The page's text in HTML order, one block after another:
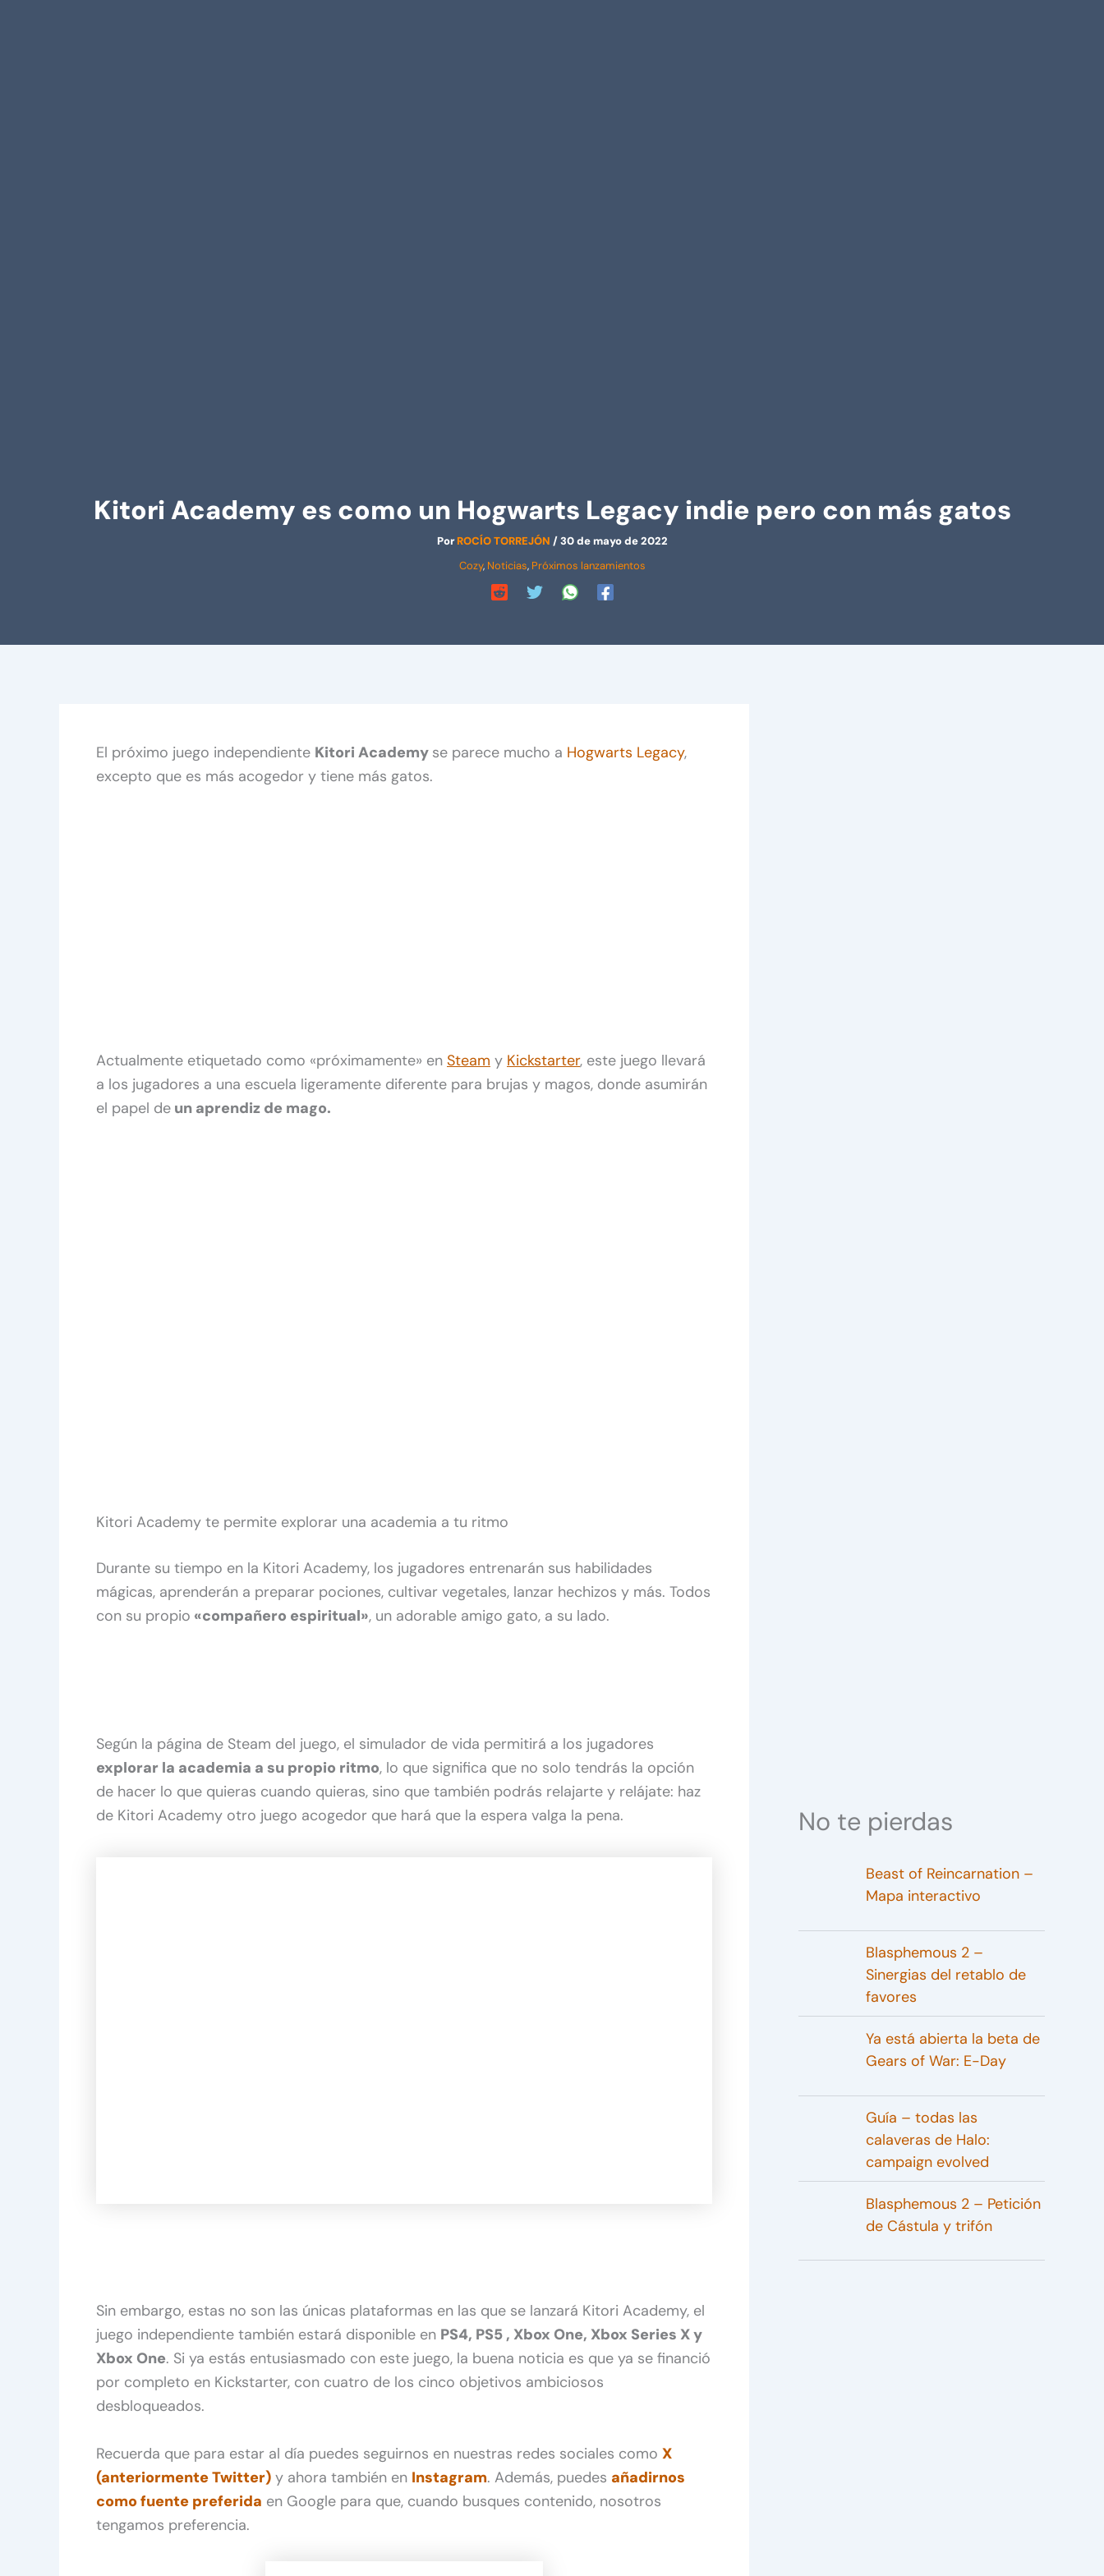
Kitori Academy es como un Hogwarts Legacy indie pero con más gatos
PorROCÍO TORREJÓN /30 de mayo de 2022
Cozy, Noticias, Próximos lanzamientos
El próximo juego independiente Kitori Academy se parece mucho a Hogwarts Legacy,
excepto que es más acogedor y tiene más gatos.
Actualmente etiquetado como «próximamente» en Steam y Kickstarter, este juego llevará
a los jugadores a una escuela ligeramente diferente para brujas y magos, donde asumirán
el papel de un aprendiz de mago.
Kitori Academy te permite explorar una academia a tu ritmo
Durante su tiempo en la Kitori Academy, los jugadores entrenarán sus habilidades
mágicas, aprenderán a preparar pociones, cultivar vegetales, lanzar hechizos y más. Todos
con su propio «compañero espiritual», un adorable amigo gato, a su lado.
Según la página de Steam del juego, el simulador de vida permitirá a los jugadores
explorar la academia a su propio ritmo, lo que significa que no solo tendrás la opción
de hacer lo que quieras cuando quieras, sino que también podrás relajarte y relájate: haz
de Kitori Academy otro juego acogedor que hará que la espera valga la pena.
Sin embargo, estas no son las únicas plataformas en las que se lanzará Kitori Academy, el
juego independiente también estará disponible en PS4, PS5 , Xbox One, Xbox Series X y
Xbox One. Si ya estás entusiasmado con este juego, la buena noticia es que ya se financió
por completo en Kickstarter, con cuatro de los cinco objetivos ambiciosos
desbloqueados.
Recuerda que para estar al día puedes seguirnos en nuestras redes sociales como X
(anteriormente Twitter) y ahora también en Instagram. Además, puedes añadirnos
como fuente preferida en Google para que, cuando busques contenido, nosotros
tengamos preferencia.
No te pierdas
Beast of Reincarnation –
Mapa interactivo
Blasphemous 2 –
Sinergias del retablo de
favores
Ya está abierta la beta de
Gears of War: E-Day
Guía – todas las
calaveras de Halo:
campaign evolved
Blasphemous 2 – Petición
de Cástula y trifón